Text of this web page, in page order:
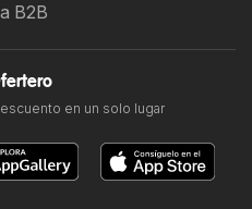
B2B
en un solo lugar